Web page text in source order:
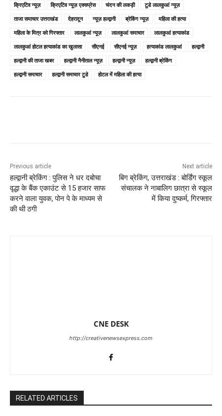
क्रिएटिव न्यूज़
क्रिएटिव न्यूज़ एक्सप्रेस चंदन की लकड़ी
टुडे लालकुआं न्यूज़
ताजा समाचार उत्तराखंड
देहरादून न्यूज़ हल्द्वानी ब्रेकिंग न्यूज़
महिला की हत्या
महिला के मित्र को गिरफ्तार
लालकुआं न्यूज़ लालकुआं समाचार
लालकुआं हत्याकांड
लालकुआं होटल हत्याकांड का खुलासा
सीएनई सीएनई न्यूज़ हत्याकांड लालकुआं
हल्द्वानी
हल्द्वानी की ताजा खबर
हल्द्वानी नैनीताल न्यूज़ हल्द्वानी न्यूज़
हल्द्वानी ब्रेकिंग
हल्द्वानी समाचार
हल्द्वानी समाचार टुडे होटल में महिला की हत्या
Previous article
हल्द्वानी ब्रेकिंग : पुलिस ने धर दबोचा
वृद्धा के बैंक एकाउंट से 15 हजार साफ
करने वाला युवक, पोन पे के माध्यम से
की थी ठगी
Next article
बिग ब्रेकिंग, उत्तराखंड : बोर्डिंग स्कूल
संचालक ने नाबालिग छात्रा से ​स्कूल
में किया दुष्कर्म, गिरफ्तार
CNE DESK
http://creativenewsexpress.com
RELATED ARTICLES